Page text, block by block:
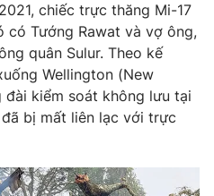
Podcast
Infographic
chiếc trực thăng Mi-17
có Tướng Rawat và vợ ông,
quân Sulur. Theo kế
Wellington (New
đài kiểm soát không lưu tại
bị mất liên lạc với trực